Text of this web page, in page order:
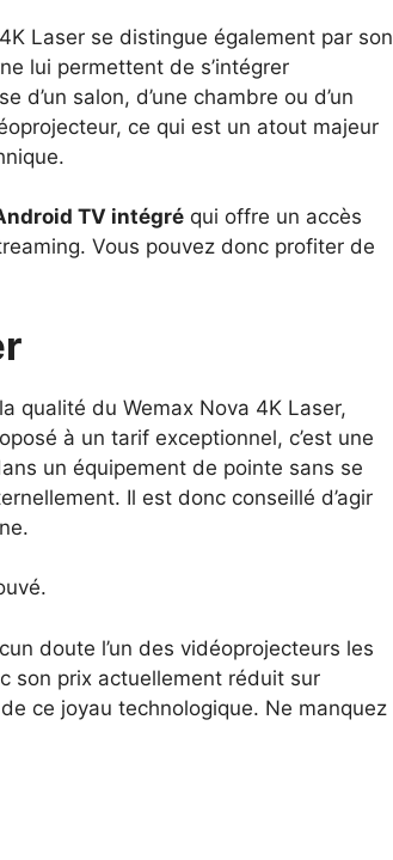
Laser se distingue également par son
lui permettent de s’intégrer
d’un salon, d’une chambre ou d’un
ce qui est un atout majeur
TV intégréqui offre un accès
Vous pouvez donc profiter de
qualité du Wemax Nova 4K Laser,
à un tarif exceptionnel, c’est une
un équipement de pointe sans se
Il est donc conseillé d’agir
doute l’un des vidéoprojecteurs les
son prix actuellement réduit sur
ce joyau technologique. Ne manquez